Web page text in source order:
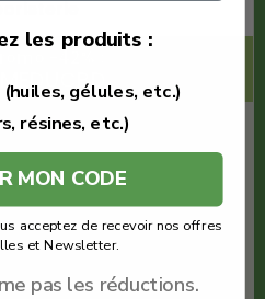
7.80
4.52
Cookie
les produits :
gélules, etc.)
résines, etc.)
MON CODE
acceptez de recevoir nos offres
et Newsletter.
pas les réductions.